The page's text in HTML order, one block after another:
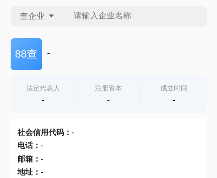
查企业
查企业
查产地
88查 -
法定代表人
-
注册资本
-
成立时间
-
社会信用代码： -
电话： -
邮箱： -
地址： -